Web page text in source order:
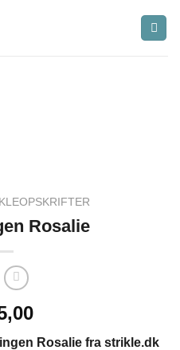
Rosalie
Rosalie fra strikle.dk